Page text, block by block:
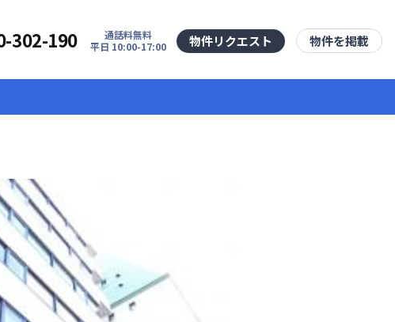
302-190
通話料無料
平日 10:00-17:00
物件リクエスト 物件を掲載